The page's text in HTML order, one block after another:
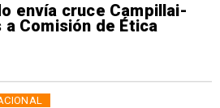
envía cruce Campillai-
a Comisión de Ética